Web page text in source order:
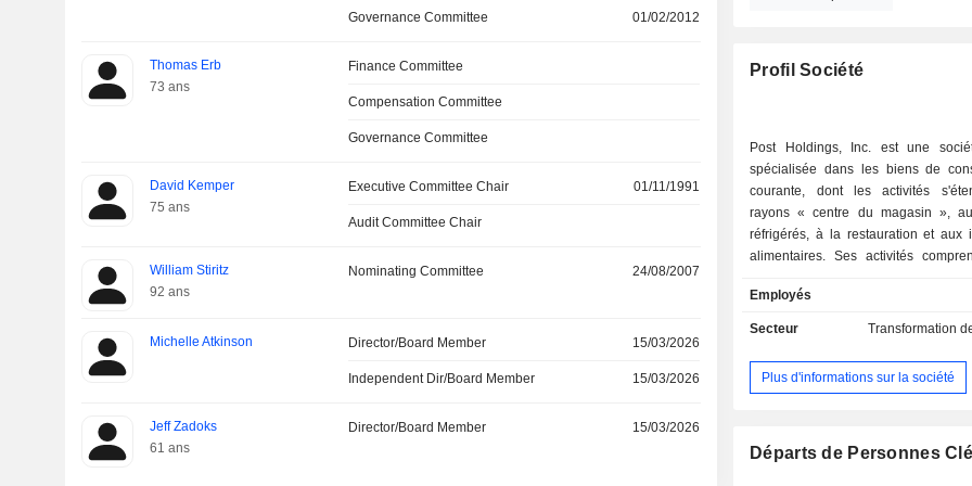
Governance Committee 01/02/2012
Thomas Erb
73 ans
Finance Committee
Compensation Committee
Governance Committee
David Kemper
75 ans
Executive Committee Chair 01/11/1991
Audit Committee Chair
William Stiritz
92 ans
Nominating Committee 24/08/2007
Michelle Atkinson Director/Board Member 15/03/2026
Independent Dir/Board Member 15/03/2026
Jeff Zadoks
61 ans
Director/Board Member 15/03/2026
Profil Société
Post Holdings, Inc. est une
spécialisée dans les biens de
courante, dont les activités
rayons « centre du magasin »,
réfrigérés, à la restauration et aux
alimentaires. Ses activités
Bob Evans Farms. Ses segments
les suivants : Post Consumer Brands,
grande distribution. Le segment Post
Brands fabrique, commercialise et
principalement dans les catégories
Employés
Secteur Transformation
Plus d'informations sur la société
Départs de Personnes